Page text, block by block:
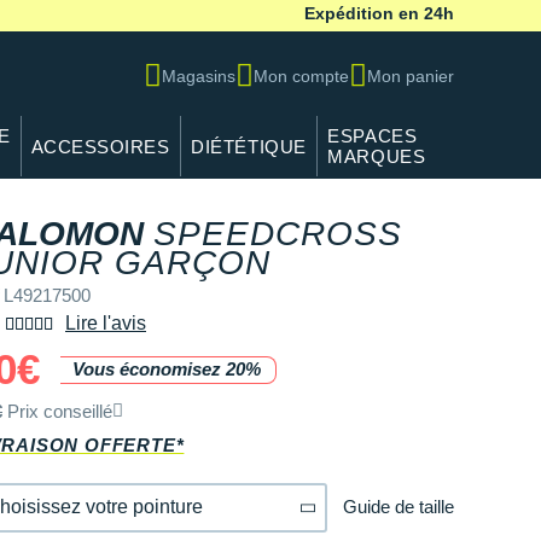
Expédition en 24h
Magasins Mon compte Mon panier
ACCESSOIRES DIÉTÉTIQUE
ESPACES
MARQUES
SPEEDCROSS
GARÇONREF L49217500
L49217500
Lire l'avis
Vous économisez 20%
Prix conseillé
OFFERTE*
votre pointure Guide de taille